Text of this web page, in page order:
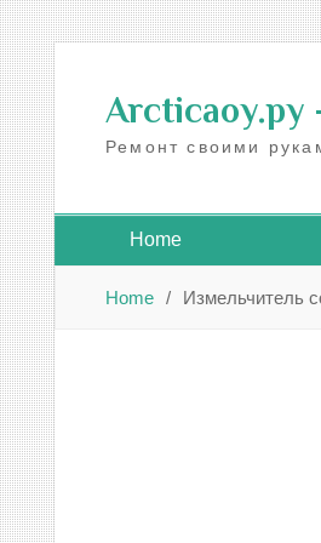
Skip
to
contentArcticaoy.ру
Ремонт своими
Home
Home Измельчитель